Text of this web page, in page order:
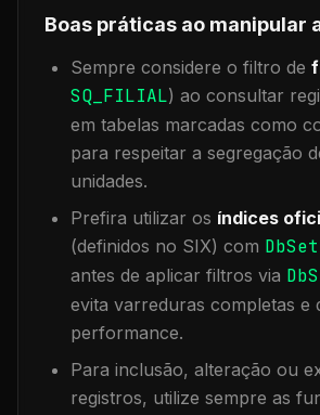
Boas práticas ao manipular
Sempre considere o filtro de
SQ_FILIAL) ao consultar
em tabelas marcadas como
para respeitar a segregação
unidades.
Prefira utilizar os índices
(definidos no SIX) com
antes de aplicar filtros via
evita varreduras completas e
performance.
Para inclusão, alteração ou
registros, utilize sempre as